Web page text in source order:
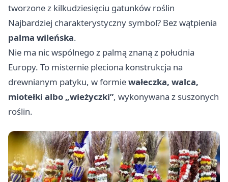
tworzone z kilkudziesięciu gatunków roślin
Najbardziej charakterystyczny symbol? Bez wątpienia
palma wileńska.
Nie ma nic wspólnego z palmą znaną z południa
Europy. To misternie pleciona konstrukcja na
drewnianym patyku, w formiewałeczka, walca,
miotełki albo „wieżyczki”, wykonywana z suszonych
roślin.